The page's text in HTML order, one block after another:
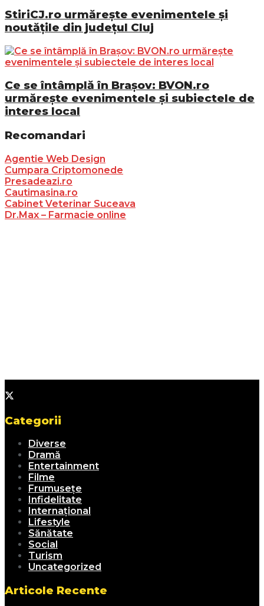
StiriCJ.ro urmărește evenimentele și
noutățile din județul Cluj
Ce se întâmplă în Brașov: BVON.ro
urmărește evenimentele și subiectele de
interes local
Recomandari
Agentie Web Design
Cumpara Criptomonede
Presadeazi.ro
Cautimasina.ro
Cabinet Veterinar Suceava
Dr.Max – Farmacie online
Categorii
Diverse
Dramă
Entertainment
Filme
Frumusețe
Infidelitate
Internațional
Lifestyle
Sănătate
Social
Turism
Uncategorized
Articole Recente